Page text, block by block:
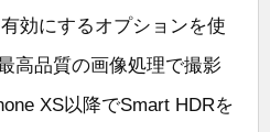
効にするオプションを使
高品質の画像処理で撮影
XS以降でSmart HDRを